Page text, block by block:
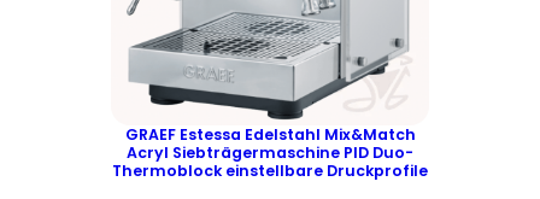
GRAEF Estessa Edelstahl Mix&Match
Acryl Siebträgermaschine PID Duo-
Thermoblock einstellbare Druckprofile